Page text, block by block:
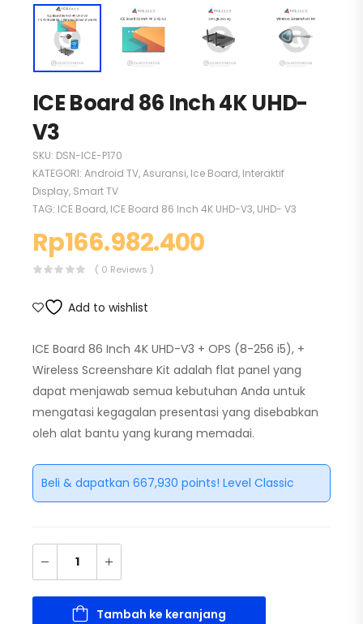
ICE Board 86 Inch 4K UHD-
V3
SKU: DSN-ICE-P170
KATEGORI: Android TV,Asuransi, Ice Board, Interaktif
Display, Smart TV
TAG: ICE Board, ICE Board 86 Inch 4K UHD-V3, UHD- V3
Rp166.982.400
( 0 Reviews )
Add to wishlist
ICE Board 86 Inch 4K UHD-V3 + OPS (8-256 i5), +
Wireless Screenshare Kit adalah flat panel yang
dapat menjawab semua kebutuhan Anda untuk
mengatasi kegagalan presentasi yang disebabkan
oleh alat bantu yang kurang memadai.
Beli & dapatkan 667,930 points! Level Classic
Tambah ke keranjang